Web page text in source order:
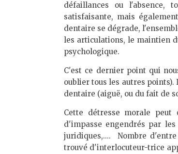
défaillances ou l'absence,
satisfaisante, mais
dentaire se dégrade,
les articulations, le maintien
psychologique.
C'est ce dernier point qui
oublier tous les autres
dentaire (aiguë, ou du fait de
Cette détresse morale peut
d'impasse engendrés par
juridiques,.... Nombre
trouvé d'interlocuteur-trice